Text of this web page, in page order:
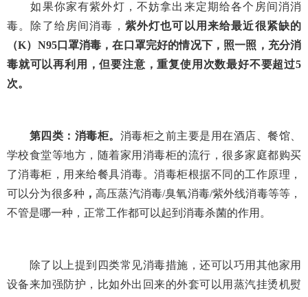
如果你家有紫外灯，不妨拿出来定期给各个房间消消
毒。除了给房间消毒， 紫外灯也可以用来给最近很紧缺的
（K） N95口罩消毒，在口罩完好的情况下，照一照，充分消
毒就可以再利用，但要注意，重复使用次数最好不要超过5
次。
第四类：消毒柜。 消毒柜之前主要是用在酒店、餐馆、
学校食堂等地方，随着家用消毒柜的流行，很多家庭都购买
了消毒柜，用来给餐具消毒。消毒柜根据不同的工作原理，
可以分为很多种 ，高压蒸汽消毒/臭氧消毒/紫外线消毒等等，
不管是哪一种，正常工作都可以起到消毒杀菌的作用。
除了以上提到四类常见消毒措施，还可以巧用其他家用
设备来加强防护，比如外出回来的外套可以用蒸汽挂烫机熨